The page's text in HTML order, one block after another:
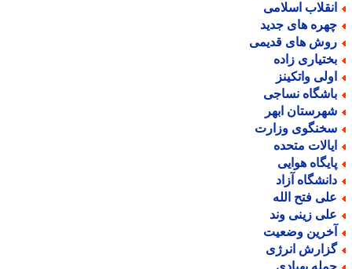
اسلامی
های جدید
های قدیمی
زاده
واتکینز
نساجی
ابهر
وزارت
متحده
هوایی
آزاد
فتح الله
زینی وند
وضعیت
انرژی